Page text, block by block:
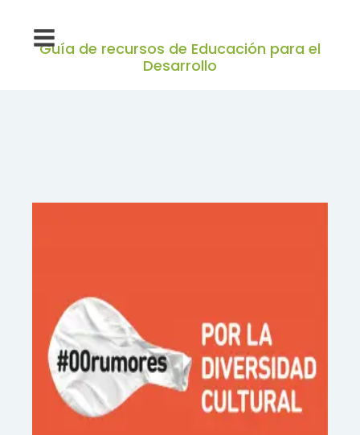
Guía de recursos de Educación para el
Desarrollo